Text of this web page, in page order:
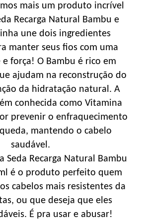
mais um produto incrível
Recarga Natural Bambu e
une dois ingredientes
manter seus fios com uma
e força! O Bambu é rico em
ajudam na reconstrução do
da hidratação natural. A
conhecida como Vitamina
prevenir o enfraquecimento
mantendo o cabelo
saudável.
Seda Recarga Natural Bambu
é o produto perfeito quem
cabelos mais resistentes da
ou que deseja que eles
É pra usar e abusar!